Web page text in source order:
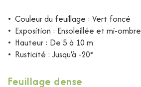
• Couleur du feuillage : Vert foncé
• Exposition : Ensoleillée et mi-ombre
• Hauteur : De 5 à 10 m
• Rusticité : Jusqu'à -20°
Feuillage dense